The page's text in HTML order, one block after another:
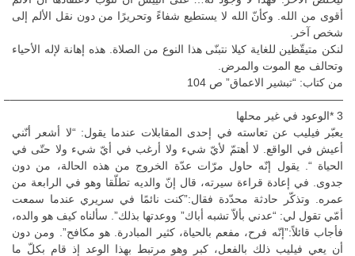
أقوى من الله. وكأنّ الله لا يستطيع شفاءً وتحريرًا من دون نقل الألم إلى
شخص آخر.
لنكن متيقّظين للغاية كيلا نتبنّى هذا النوع من الصلاة. هذه إهانة لإله الأحياء
وتحالف مع الموت والمرض.
من كتاب: “تبشير الاعماق” ص 104
——————————————————————————————–
3 *الوعود في غير محلها
يعبّر فيليب عن تعاسته في إحدى المقابلات عندما يقول: “لا أشعر أنّني
أعيش في الواقع. لا أهتمّ لأيّ شيء ولا أرغب في أيّ شيء ولا حتّى في
الحياة “. يقول إنّه حاول مرّات عدّة الخروج من هذه الحالة، من دون
جدوى. في إعادة قراءة سيرته، قال إنّ والديه تطلّقا وهو في الرابعة من
عمره. وتذكّر حادثة محدّدة فقال:”كنت نائمًا في سريري عندما سمعت
أمّي تقول لي: “عدني بألاّ تشبه أباك” ووعدتها بذلك”. سألناه كيف هو والده،
فأجاب قائلاً:”إنّه فرح، مفعم بالحياة، كثير المبادرة. هو مكافح”. ومن دون
أن يعي فيليب ذلك بالفعل، كبر وهو مرتبط بهذا الوعد إذ قام بكلّ ما